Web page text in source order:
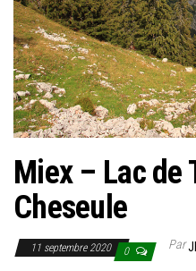
Miex – Lac de
Cheseule
11 septembre 2020 0 Par